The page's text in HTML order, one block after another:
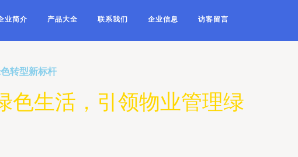
业简介 产品大全 联系我们 企业信息 访客留言
转型新标杆
色生活，引领物业管理绿